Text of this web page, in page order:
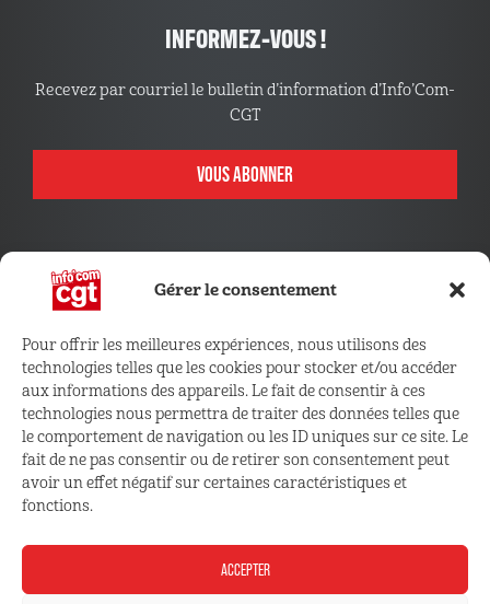
Gérer le consentement
Pour offrir les meilleures expériences, nous utilisons des
technologies telles que les cookies pour stocker et/ou accéder
aux informations des appareils. Le fait de consentir à ces
technologies nous permettra de traiter des données telles que
le comportement de navigation ou les ID uniques sur ce site. Le
fait de ne pas consentir ou de retirer son consentement peut
avoir un effet négatif sur certaines caractéristiques et
fonctions.
ACCEPTER
INFORMEZ-VOUS !
Recevez par courriel le bulletin d’information d’Info’Com-
CGT
VOUS ABONNER
CONNECTEZ VOUS !
Retrouvez les outils, infos et services qui vous sont
réservés